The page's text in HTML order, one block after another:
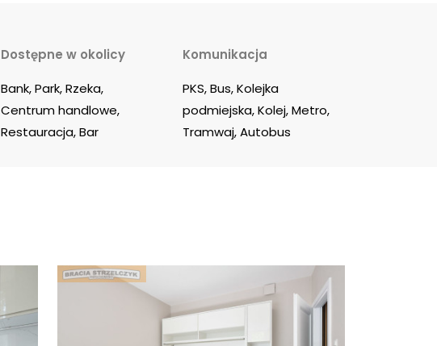
Dostępne w okolicy
Bank, Park, Rzeka,
Centrum handlowe,
Restauracja, Bar
Komunikacja
PKS, Bus, Kolejka
podmiejska, Kolej, Metro,
Tramwaj, Autobus